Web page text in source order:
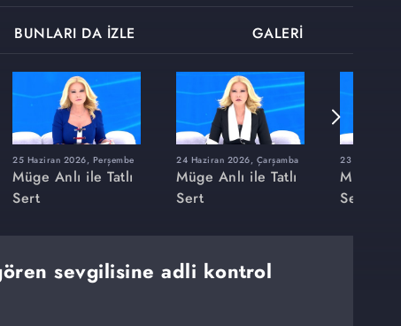
BUNLARI DA İZLE GALERİ
25 Haziran 2026, Perşembe
Müge Anlı ile Tatlı
Sert
24 Haziran 2026, Çarşamba
Müge Anlı ile Tatlı
Sert
23 Haziran
Müge
Sert
sevgilisine adli kontrol